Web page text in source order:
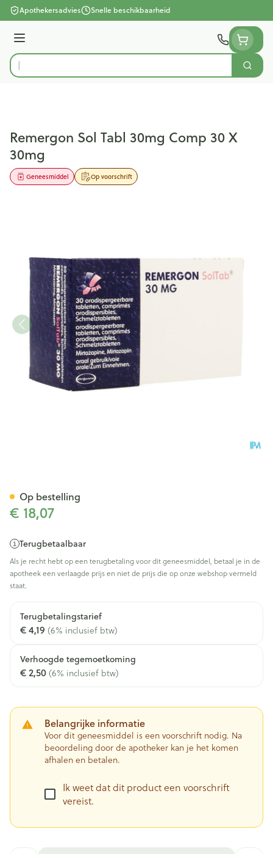
Ga naar de inhoud
Apothekersadvies Snelle beschikbaarheid
Menu
Product, merk, categorie... Zoek
Remergon Sol Tabl 30mg Comp 30 X
30mg
Op voorschrift
Geneesmiddel
€ 18,07
Terugbetaalbaar
Als je recht hebt op een terugbetaling voor dit geneesmiddel, betaal je in de
apotheek een verlaagde prijs en niet de prijs die op onze webshop vermeld
staat.
Terugbetalingstarief
€ 4,19 (6% inclusief btw)
Verhoogde tegemoetkoming
€ 2,50 (6% inclusief btw)
Belangrijke informatie
Voor dit geneesmiddel is een voorschrift nodig. Na
beoordeling door de apotheker kan je het komen
afhalen en betalen.
Ik weet dat dit product een voorschrift
vereist.
Op bestelling